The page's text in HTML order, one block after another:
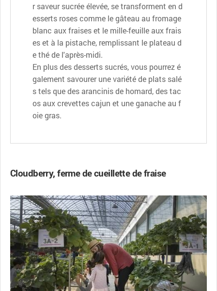
r saveur sucrée élevée, se transforment en d
esserts roses comme le gâteau au fromage
blanc aux fraises et le mille-feuille aux frais
es et à la pistache, remplissant le plateau d
e thé de l'après-midi.
En plus des desserts sucrés, vous pourrez é
galement savourer une variété de plats salé
s tels que des arancinis de homard, des tac
os aux crevettes cajun et une ganache au f
oie gras.
Cloudberry, ferme de cueillette de fraise